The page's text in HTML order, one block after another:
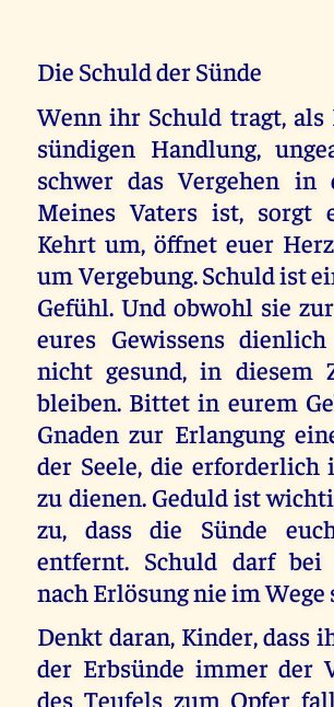
Die Schuld der Sünde
Wenn ihr Schuld tragt, als
sündigen Handlung,
schwer das Vergehen in
Meines Vaters ist, sorgt
Kehrt um, öffnet euer
um Vergebung. Schuld ist
Gefühl. Und obwohl sie
eures Gewissens
nicht gesund, in diesem
bleiben. Bittet in eurem
Gnaden zur Erlangung
der Seele, die
zu dienen. Geduld ist
zu, dass die Sünde
entfernt. Schuld darf bei
nach Erlösung nie im Wege
Denkt daran, Kinder, dass
der Erbsünde immer der
des Teufels zum Opfer